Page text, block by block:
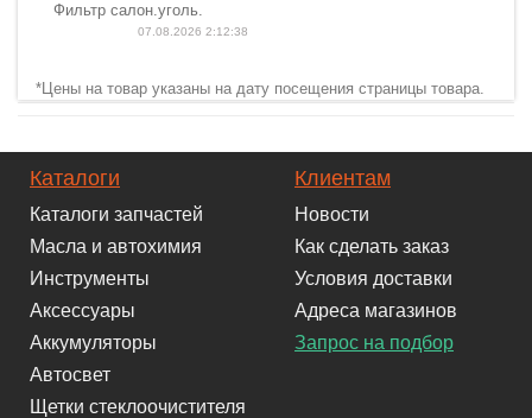
Фильтр салон.уголь.
07.08.2026 2:12:38
*Цены на товар указаны на дату посещения страницы товара.
Каталоги
Каталоги запчастей
Масла и автохимия
Инструменты
Аксессуары
Аккумуляторы
Автосвет
Щетки стеклоочистителя
Клиентам
Новости
Как сделать заказ
Условия доставки
Адреса магазинов
Запрос на подбор